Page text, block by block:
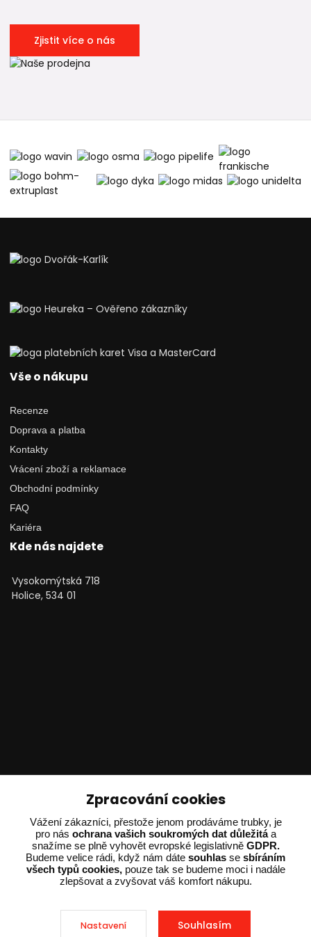
Zjistit více o nás
Vše o nákupu
Recenze
Doprava a platba
Kontakty
Vrácení zboží a reklamace
Obchodní podmínky
FAQ
Kariéra
Kde nás najdete
Vysokomýtská 718
Holice, 534 01
Ing. Adam Dvořák
+420 602 234 254
(Po-Pá 8:00 - 15:00)
potrebujiporadit@dvorak-karlik.cz
Zpracování cookies
Vážení zákazníci, přestože jenom prodáváme trubky, je
pro nás ochrana vašich soukromých dat důležitáa
snažíme se plně vyhovět evropské legislativně GDPR.
Budeme velice rádi, když nám dáte souhlas se sbíráním
všech typů cookies,pouze tak se budeme moci i nadále
zlepšovat a zvyšovat váš komfort nákupu.
Nastavení Souhlasím